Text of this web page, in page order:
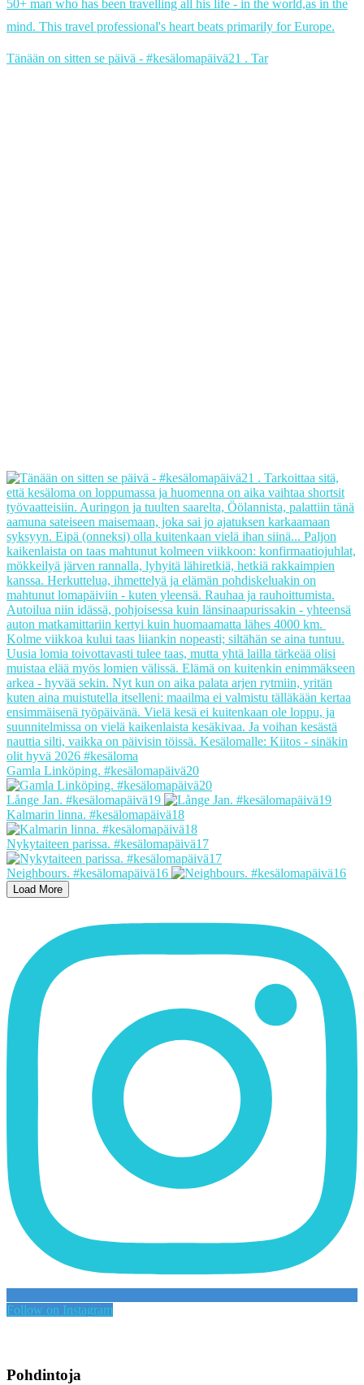
50+ man who has been travelling all his life - in the world,as in the
mind. This travel professional's heart beats primarily for Europe.
Tänään on sitten se päivä - #kesälomapäivä21 . Tar
Gamla Linköping. #kesälomapäivä20
Långe Jan. #kesälomapäivä19
Kalmarin linna. #kesälomapäivä18
Nykytaiteen parissa. #kesälomapäivä17
Neighbours. #kesälomapäivä16
Load More
Follow on Instagram
Pohdintoja